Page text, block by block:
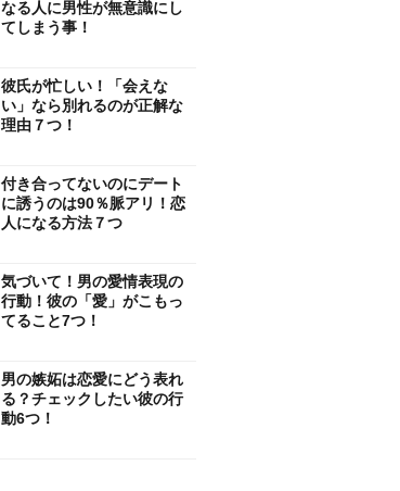
なる人に男性が無意識にし
てしまう事！
彼氏が忙しい！「会えな
い」なら別れるのが正解な
理由７つ！
付き合ってないのにデート
に誘うのは90％脈アリ！恋
人になる方法７つ
気づいて！男の愛情表現の
行動！彼の「愛」がこもっ
てること7つ！
男の嫉妬は恋愛にどう表れ
る？チェックしたい彼の行
動6つ！